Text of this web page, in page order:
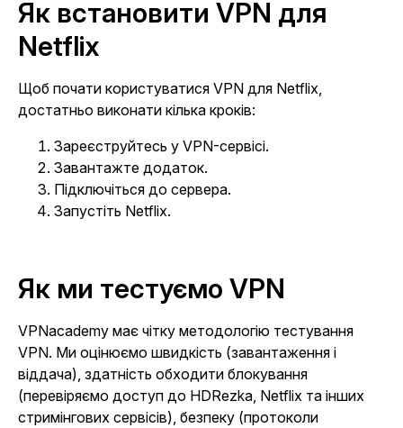
Як встановити VPN для
Netflix
Щоб почати користуватися VPN для Netflix,
достатньо виконати кілька кроків:
Зареєструйтесь у VPN-сервісі.
Завантажте додаток.
Підключіться до сервера.
Запустіть Netflix.
Як ми тестуємо VPN
VPNacademy має чітку методологію тестування
VPN. Ми оцінюємо швидкість (завантаження і
віддача), здатність обходити блокування
(перевіряємо доступ до HDRezka, Netflix та інших
стримінгових сервісів), безпеку (протоколи